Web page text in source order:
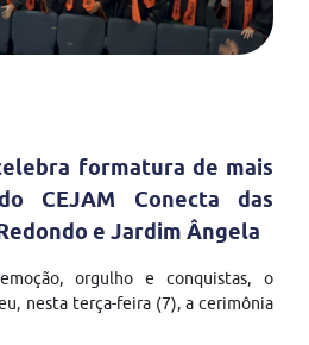
formatura de mais
CEJAM Conecta das
e Jardim Ângela
orgulho e conquistas, o
nesta terça-feira (7), a cerimônia